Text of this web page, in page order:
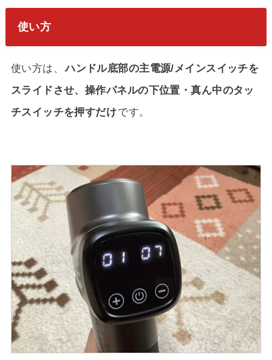
使い方
使い方は、 ハンドル底部の主電源/メインスイッチを
スライドさせ、操作パネルの下位置・真ん中のタッ
チスイッチを押すだけです。